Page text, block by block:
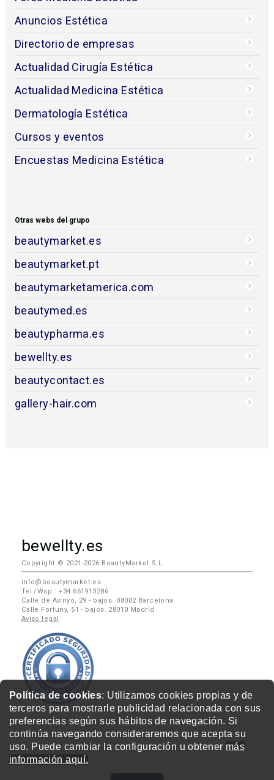
Política de cookies: Utilizamos cookies propias y de
terceros para mostrarle publicidad relacionada con sus
preferencias según sus hábitos de navegación. Si
continúa navegando consideraremos que acepta su
uso. Puede cambiar la configuración u obtener más
información aquí.
Anuncios Estética
Directorio de empresas
Actualidad Cirugía Estética
Actualidad Medicina Estética
Dermatología Estética
Cursos y eventos
Encuestas Medicina Estética
Otras webs del grupo
beautymarket.es
beautymarket.pt
beautymarketamerica.com
beautymed.es
beautypharma.es
bewellty.es
beautycontact.es
gallery-hair.com
bewellty.es
Copyright © 2021-2026 BeautyMarket S.L.
info@beautymarket.es
Tel./Wsp.: +34 661913286
Calle de Avinyó, 29 - bajos. 08002 Barcelona
Calle Fortuny, 51 - bajos. 28010 Madrid
Aviso legal